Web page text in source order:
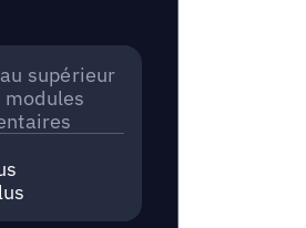
supérieur
modules